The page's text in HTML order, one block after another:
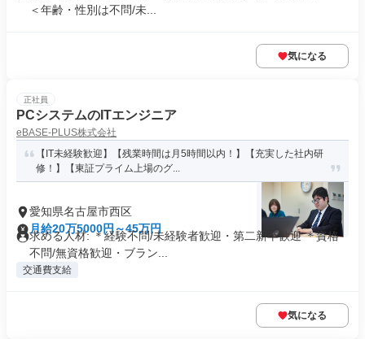
＜年齢・性別は不問/未...
気になる
正社員
PCシステムのITエンジニア
eBASE-PLUS株式会社
【IT未経験歓迎】【残業時間は月5時間以内！】【充実した社内研
修！】【東証プライム上場のグ...
愛知県名古屋市西区
月給20万5000円～45万円
求める人材: ＊経験不問/未経験者歓迎・第二新卒歓迎 ＊資格
不問/無資格歓迎・ブラン...
交通費支給
気になる